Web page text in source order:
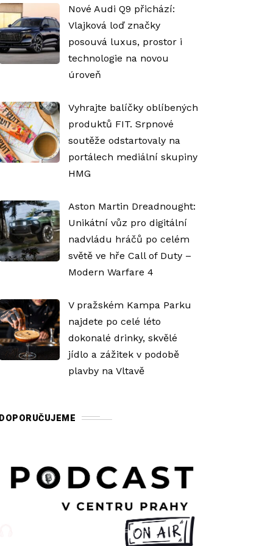
Nové Audi Q9 přichází:
Vlajková loď značky
posouvá luxus, prostor i
technologie na novou
úroveň
Vyhrajte balíčky oblíbených
produktů FIT. Srpnové
soutěže odstartovaly na
portálech mediální skupiny
HMG
Aston Martin Dreadnought:
Unikátní vůz pro digitální
nadvládu hráčů po celém
světě ve hře Call of Duty –
Modern Warfare 4
V pražském Kampa Parku
najdete po celé léto
dokonalé drinky, skvělé
jídlo a zážitek v podobě
plavby na Vltavě